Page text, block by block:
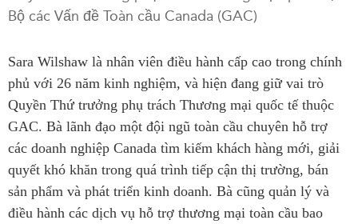
All Publications
Southeast Asia
North Asia
Business Asia
CPTPP Portal
Grants
Press Releases
Podcast Archive
PUBLICATIONS
Asia Watch
Insights
Dispatches
Reports & Policy Briefs
Bộ các Vấn đề Toàn cầu Canada (GAC)
Sara Wilshaw là nhân viên điều hành cấp cao trong chính
phủ với 26 năm kinh nghiệm, và hiện đang giữ vai trò
Quyền Thứ trưởng phụ trách Thương mại quốc tếthuộc
GAC. Bà lãnh đạo một đội ngũ toàn cầu chuyên hỗ trợ
các doanh nghiệp Canada tìm kiếm khách hàng mới, giải
quyết khó khăn trong quá trình tiếp cận thị trường, bán
sản phẩm và phát triển kinh doanh. Bà cũng quản lý và
điều hành các dịch vụ hỗ trợ thương mại toàn cầu bao